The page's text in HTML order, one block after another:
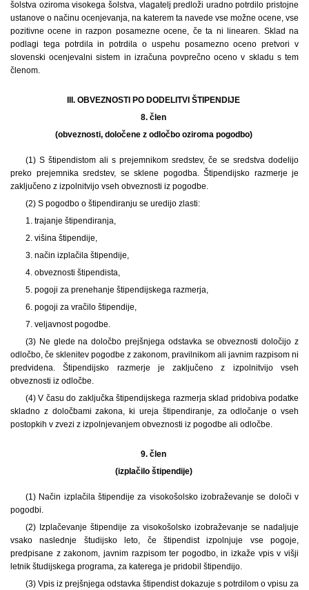
šolstva oziroma visokega šolstva, vlagatelj predloži uradno potrdilo pristojne
ustanove o načinu ocenjevanja, na katerem ta navede vse možne ocene, vse
pozitivne ocene in razpon posamezne ocene, če ta ni linearen. Sklad na
podlagi tega potrdila in potrdila o uspehu posamezno oceno pretvori v
slovenski ocenjevalni sistem in izračuna povprečno oceno v skladu s tem
členom.
III. OBVEZNOSTI PO DODELITVI ŠTIPENDIJE
8. člen
(obveznosti, določene z odločbo oziroma pogodbo)
(1) S štipendistom ali s prejemnikom sredstev, če se sredstva dodelijo
preko prejemnika sredstev, se sklene pogodba. Štipendijsko razmerje je
zaključeno z izpolnitvijo vseh obveznosti iz pogodbe.
(2) S pogodbo o štipendiranju se uredijo zlasti:
1. trajanje štipendiranja,
2. višina štipendije,
3. način izplačila štipendije,
4. obveznosti štipendista,
5. pogoji za prenehanje štipendijskega razmerja,
6. pogoji za vračilo štipendije,
7. veljavnost pogodbe.
(3) Ne glede na določbo prejšnjega odstavka se obveznosti določijo z
odločbo, če sklenitev pogodbe z zakonom, pravilnikom ali javnim razpisom ni
predvidena. Štipendijsko razmerje je zaključeno z izpolnitvijo vseh
obveznosti iz odločbe.
(4) V času do zaključka štipendijskega razmerja sklad pridobiva podatke
skladno z določbami zakona, ki ureja štipendiranje, za odločanje o vseh
postopkih v zvezi z izpolnjevanjem obveznosti iz pogodbe ali odločbe.
9. člen
(izplačilo štipendije)
(1) Način izplačila štipendije za visokošolsko izobraževanje se določi v
pogodbi.
(2) Izplačevanje štipendije za visokošolsko izobraževanje se nadaljuje
vsako naslednje študijsko leto, če štipendist izpolnjuje vse pogoje,
predpisane z zakonom, javnim razpisom ter pogodbo, in izkaže vpis v višji
letnik študijskega programa, za katerega je pridobil štipendijo.
(3) Vpis iz prejšnjega odstavka štipendist dokazuje s potrdilom o vpisu za